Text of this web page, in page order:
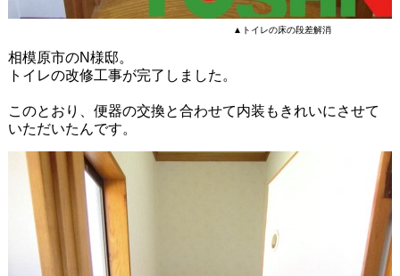
▲トイレの床の段差解消
相模原市のN様邸。
トイレの改修工事が完了しました。
このとおり、便器の交換と合わせて内装もきれいにさせて
いただいたんです。